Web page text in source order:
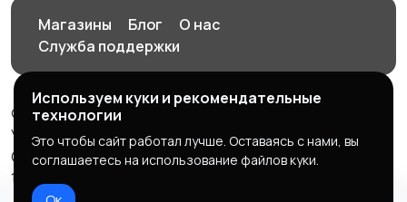
Магазины Блог
О нас
Служба поддержки
© 2026 Орен-АЙ - Авто | Недвижимость | Работа |
Услуги
Создал Карусов Е.С ООО "ЦПК" ИНН 5609203278 ОГРН
1235600008841
Используем куки и рекомендательные
технологии
Это чтобы сайт работал лучше. Оставаясь с нами, вы
соглашаетесь на использование файлов куки.